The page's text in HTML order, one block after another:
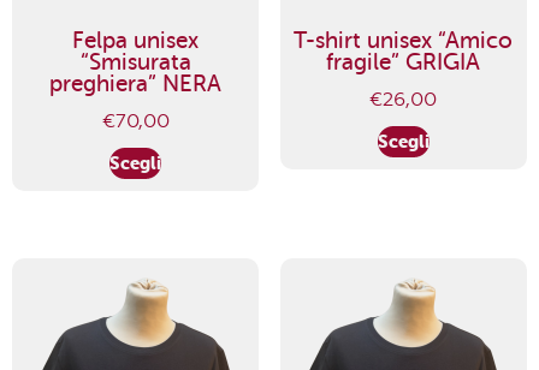
Felpa unisex
“Smisurata
preghiera” NERA
€70,00
Scegli
T-shirt unisex “Amico
fragile” GRIGIA
€26,00
Scegli